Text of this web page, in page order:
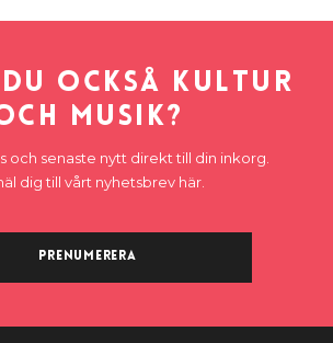
också kultur
musik?
och senaste nytt direkt till din inkorg.
dig till vårt nyhetsbrev här.
Prenumerera